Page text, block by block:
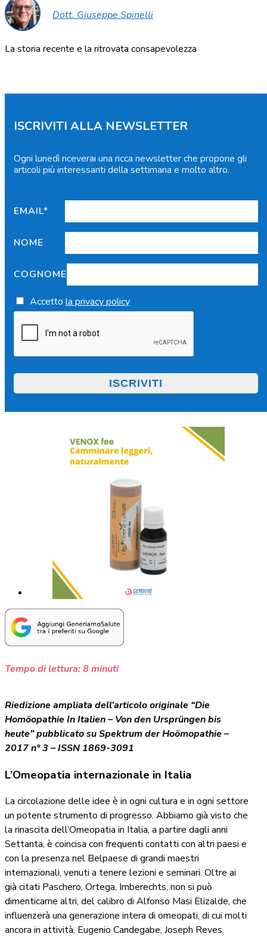
Dott. Giuseppe Spinelli
La storia recente e la ritrovata consapevolezza
ISCRIVITI ALLA NEWSLETTER
Ogni lunedì riceverai una ricca newsletter che propone gli
articoli più interessanti della settimana e molto altro.
EMAIL*
NOME
COGNOME
Accetto la privacy policy
Tempo di lettura:8minuti
Riedizione ampliata dell’articolo originale “Die
Homöopathie In Italien – Von den Ursprüngen bis
heute” pubblicato su Spektrum der Hoömopathie –
2017 n° 3 – ISSN 1869-3091
L’Omeopatia internazionale in Italia
La circolazione delle idee è in ogni cultura e in ogni settore
un potente strumento di progresso. Abbiamo già visto che
la rinascita dell’Omeopatia in Italia, a partire dagli anni
Settanta, è coincisa con frequenti contatti con altri paesi e
con la presenza nel Belpaese di grandi maestri
internazionali, venuti a tenere lezioni e seminari. Oltre ai
già citati Paschero, Ortega, Imberechts, non si può
dimenticarne altri, del calibro di Alfonso Masi Elizalde, che
influenzerà una generazione intera di omeopati, di cui molti
ancora in attività, Eugenio Candegabe, Joseph Reves.